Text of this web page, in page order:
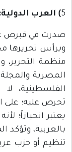
5) العرب الدولية:
ويرأس تحريرها
منظمة
المصرية
الفلسطينية،
تحرص عليه؛ على
يعتبر انحيازاً؛
بالعربية، وتؤكد
تنظيم أو حزب